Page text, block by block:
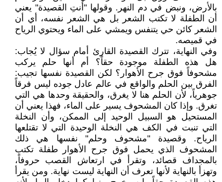
بالأرض، ونبض في دم النهر. وقولها "أنتِ القصيدة" يعني
أن الطفلة لا تكتب الشعر بل هي الشعر نفسه، أي أن
الشعر كائن حي يتنفس ويمشي على الماء ويحتوي الرياح
في قميصه.
وفي النهاية، تترك القصيدة القارئ أمام سؤال لا يُجاب:
هل هذه الطفلة موجودة حقاً؟ أم أنها حلم يركب
مشحوفاً فوق جرح الأهوار؟ لكن القصيدة نفسها تجيب:
الفرق بين الحلم والواقع في عالم عادل جوده ليس فرقاً
جوهرياً، لأن الحلم هنا لا يغرق، والحقيقة وحدها هي التي
تغرق. وإذا كان المشحوف يسير على الماء، فهذا يعني أن
المستحيل هو السبيل الوحيد إلى الممكن، وأن النخلة
التي تنبت في الكف هي النخلة الوحيدة التي لا تقتلعها
الرياح. وقصيدة "مشحوف وحلم" نفسها هي ذلك
المشحوف الذي يحمل فوق جرح الأهوار طفلة تكتب
بالمجداف قصائد، وتقرأ في ارتعاش القصب حروفاً،
وتهزأ بالنهاية لأنها تعرف أن النهاية ليست نهاية. ومن يقرأ